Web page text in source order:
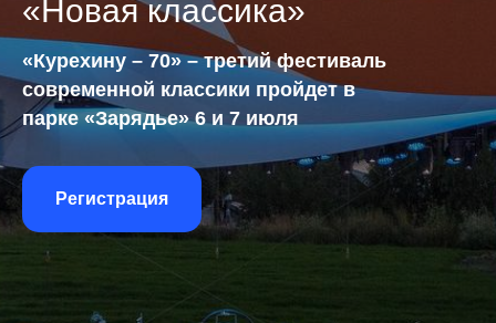
«Новая классика»
«Курехину – 70» – третий фестиваль
современной классики пройдет в
парке «Зарядье» 6 и 7 июля
Регистрация